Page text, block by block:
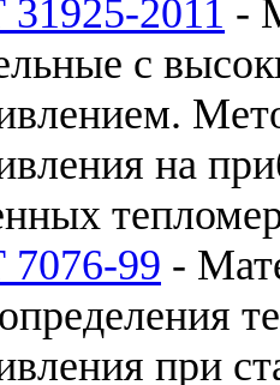
2011 -
с
на
99 -
при